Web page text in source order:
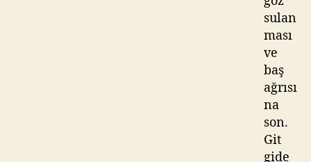
sulan
ması
ve
baş
ağrısı
na
son.
Git
gide